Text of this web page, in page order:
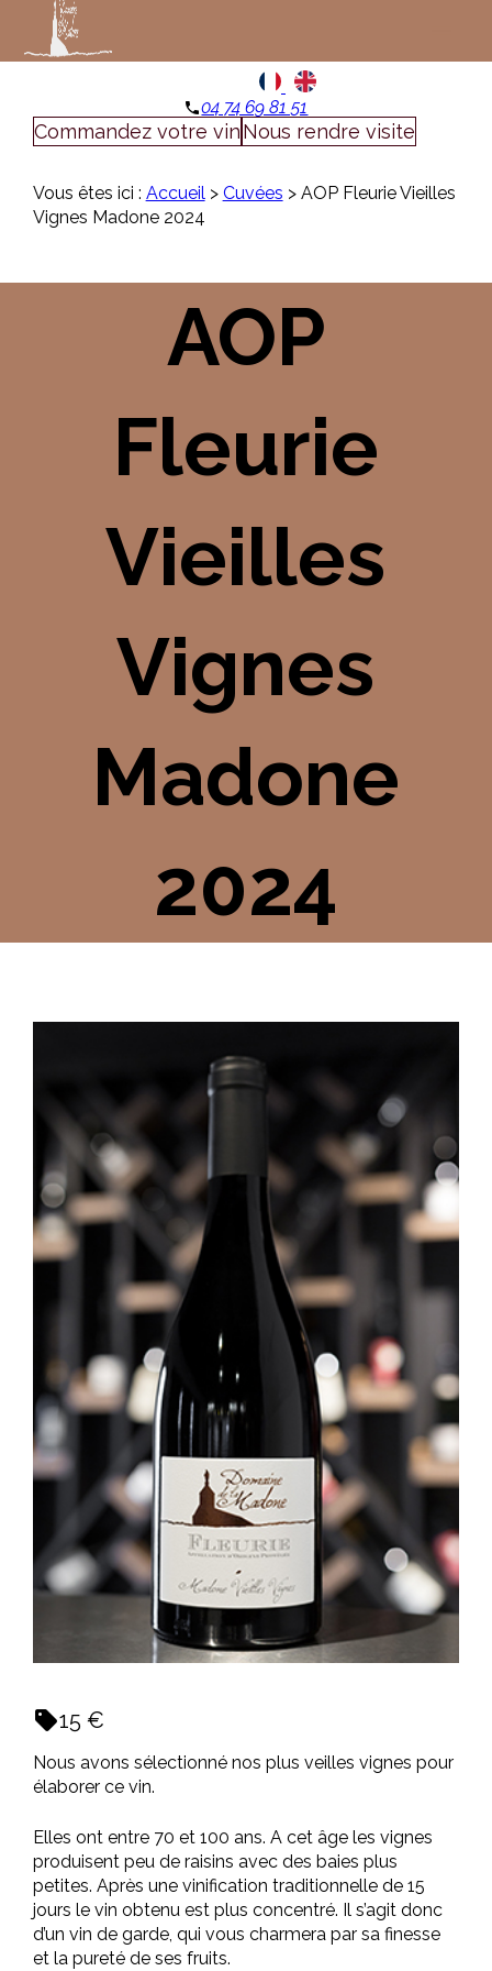
phone04 74 69 81 51
Commandez votre vinNous rendre visite
Vous êtes ici : Accueil> Cuvées > AOP Fleurie Vieilles
Vignes Madone 2024
AOP
Fleurie
Vieilles
Vignes
Madone
2024
sell15 €
Nous avons sélectionné nos plus veilles vignes pour
élaborer ce vin.
Elles ont entre 70 et 100 ans. A cet âge les vignes
produisent peu de raisins avec des baies plus
petites. Après une vinification traditionnelle de 15
jours le vin obtenu est plus concentré. Il s’agit donc
d’un vin de garde, qui vous charmera par sa finesse
et la pureté de ses fruits.
Panneau de gestion des cookies